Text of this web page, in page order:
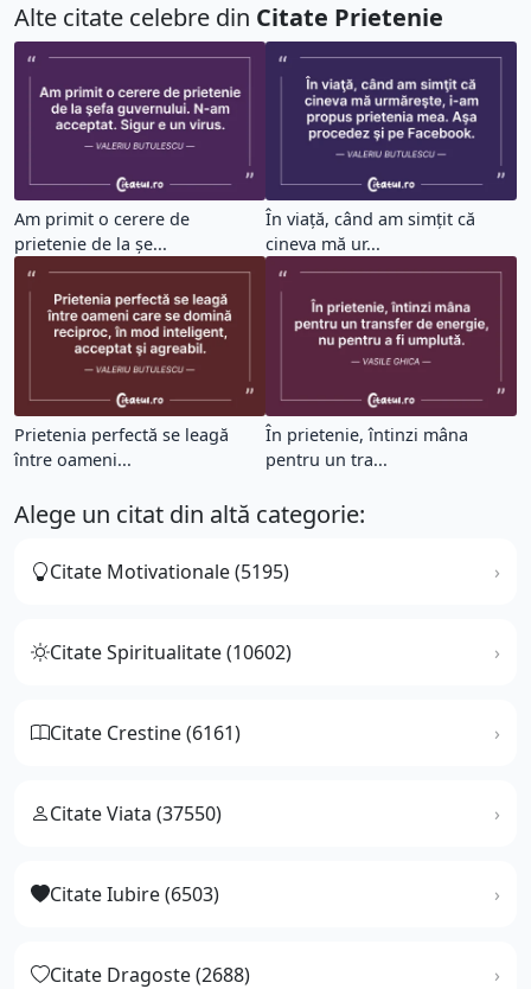
Alte citate celebre din Citate Prietenie
Am primit o cerere de
prietenie de la şe...
În viaţă, când am simţit că
cineva mă ur...
Prietenia perfectă se leagă
între oameni...
În prietenie, întinzi mâna
pentru un tra...
Alege un citat din altă categorie:
Citate Motivationale (5195)
Citate Spiritualitate (10602)
Citate Crestine (6161)
Citate Viata (37550)
Citate Iubire (6503)
Citate Dragoste (2688)